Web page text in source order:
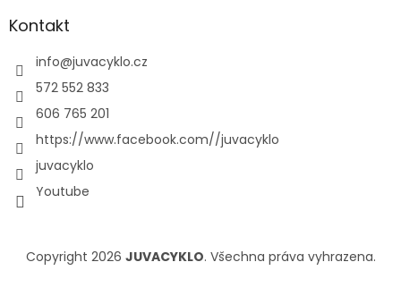
Kontakt
info@juvacyklo.cz
572 552 833
606 765 201
https://www.facebook.com//juvacyklo
juvacyklo
Youtube
Copyright 2026 JUVACYKLO. Všechna práva vyhrazena.